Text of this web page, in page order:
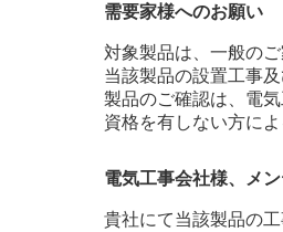
需要家様へのお願い
対象製品は、一般の
当該製品の設置工事
製品のご確認は、電
資格を有しない方に
電気工事会社様、メ
貴社にて当該製品の